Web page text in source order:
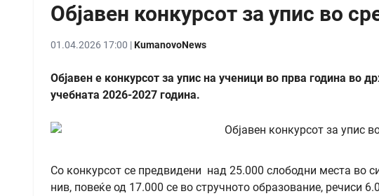
Објавен конкурсот за упис во
01.04.2026 17:00 |KumanovoNews
Објавен е конкурсот за упис на ученици во прва година во
учебната 2026-2027 година.
Со конкурсот се предвидени над 25.000 слободни места во
нив, повеќе од 17.000 се во стручното образование, речиси